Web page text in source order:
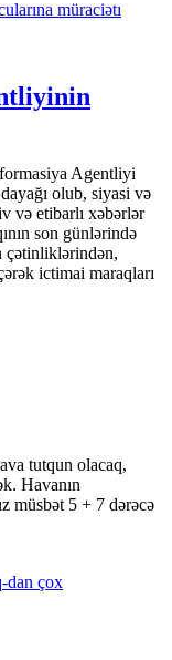
Agentliyi
olub, siyasi və
və etibarlı xəbərlər
son günlərində
çətinliklərindən,
ictimai maraqları
tutqun olacaq,
Havanın
müsbət 5 + 7 dərəcə